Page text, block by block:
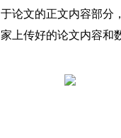
于论文的正文内容部分
家上传好的论文内容和